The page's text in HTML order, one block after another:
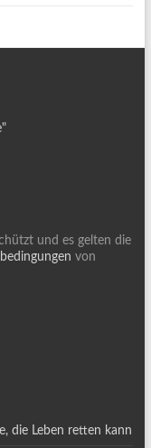
und es gelten die
von
die Leben retten kann